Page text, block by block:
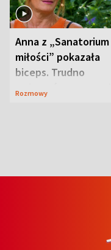
Anna z „Sanatorium
miłości” pokazała
biceps. Trudno
uwierzyć, co przeszła
Rozmowy